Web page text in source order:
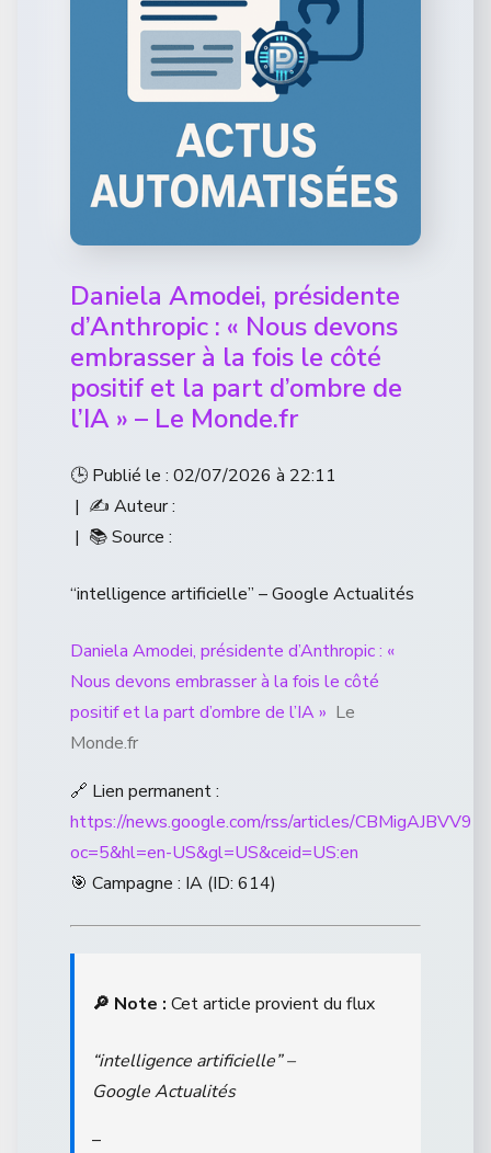
Daniela Amodei, présidente
d’Anthropic : « Nous devons
embrasser à la fois le côté
positif et la part d’ombre de
l’IA » – Le Monde.fr
🕒 Publié le : 02/07/2026 à 22:11
| ✍️ Auteur :
| 📚 Source :
“intelligence artificielle” – Google Actualités
Daniela Amodei, présidente d’Anthropic : «
Nous devons embrasser à la fois le côté
positif et la part d’ombre de l’IA » Le
Monde.fr
🔗 Lien permanent :
https://news.google.com/rss/articles/
oc=5&hl=en-US&gl=US&ceid=US:en
🎯 Campagne : IA (ID: 614)
🔎 Note : Cet article provient du flux
“intelligence artificielle” –
Google Actualités
–